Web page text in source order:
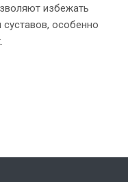
избежать
особенно